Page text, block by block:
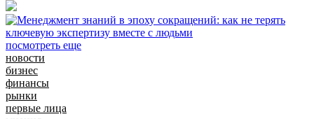
посмотреть еще
новости
бизнес
финансы
рынки
первые лица